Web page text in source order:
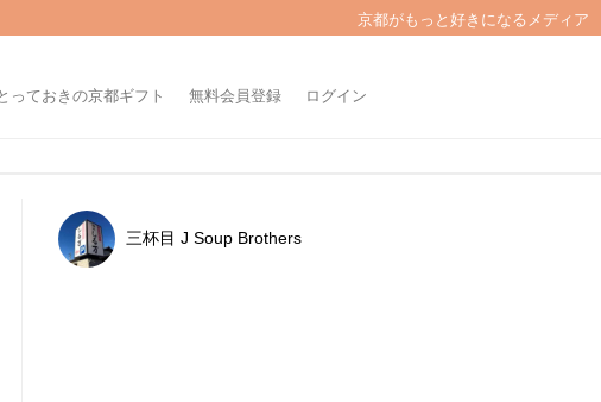
京都がもっと好きになるメディア
っておきの京都ギフト 無料会員登録 ログイン
三杯目 J Soup Brothers